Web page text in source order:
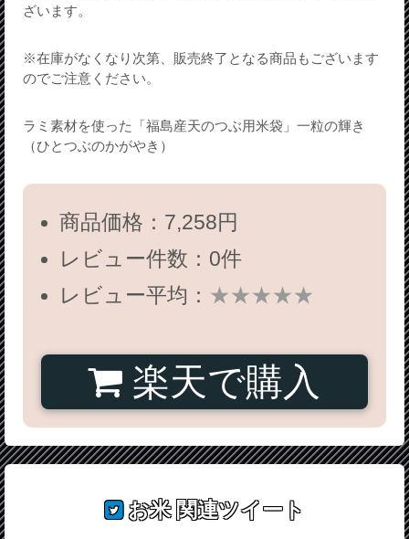
ざいます。
※在庫がなくなり次第、販売終了となる商品もございます
のでご注意ください。
ラミ素材を使った「福島産天のつぶ用米袋」一粒の輝き
（ひとつぶのかがやき）
商品価格：7,258円
レビュー件数：0件
レビュー平均： ★★★★★
楽天で購入
お米関連ツイート